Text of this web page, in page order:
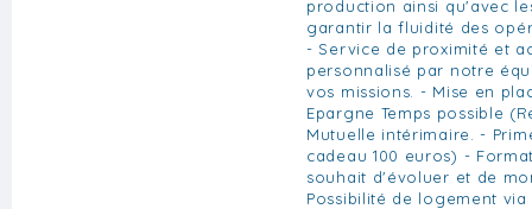
production ainsi qu'avec
garantir la fluidité des
- Service de proximité et
personnalisé par notre
vos missions. - Mise en
Epargne Temps possible
Mutuelle intérimaire. -
cadeau 100 euros) -
souhait d'évoluer et de
Possibilité de logement via